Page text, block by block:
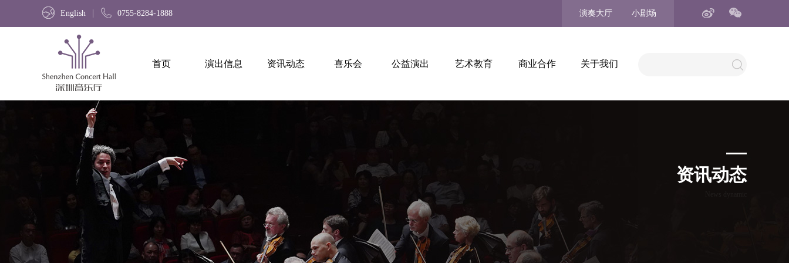
English 0755-8284-1888 演奏大厅 小剧场
首页 演出信息 资讯动态 喜乐会 公益演出 艺术教育 商业合作 关于我们
资讯动态